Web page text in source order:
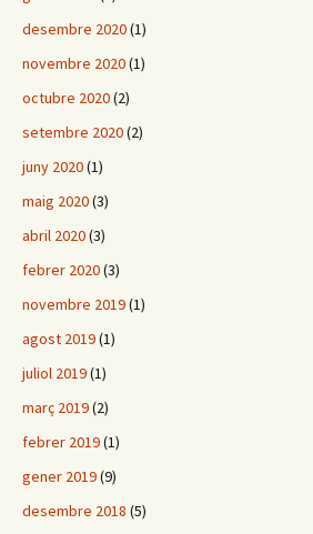
desembre 2020(1)
novembre 2020(1)
octubre 2020(2)
setembre 2020(2)
juny 2020(1)
maig 2020(3)
abril 2020(3)
febrer 2020(3)
novembre 2019(1)
agost 2019(1)
juliol 2019(1)
març 2019(2)
febrer 2019(1)
gener 2019(9)
desembre 2018 (5)